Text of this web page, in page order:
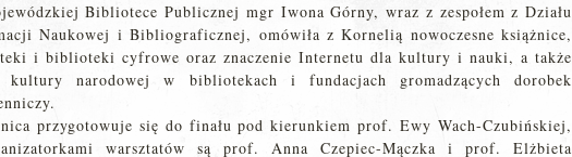
Bibliotece Publicznej mgr Iwona Górny, wraz z zespołem z Działu
Naukowej i Bibliograficznej, omówiła z Kornelią nowoczesne książnice,
i biblioteki cyfrowe oraz znaczenie Internetu dla kultury i nauki, a także
kultury narodowej w bibliotekach i fundacjach gromadzących dorobek
przygotowuje się do finału pod kierunkiem prof. Ewy Wach-Czubińskiej,
warsztatów są prof. Anna Czepiec-Mączka i prof. Elżbieta